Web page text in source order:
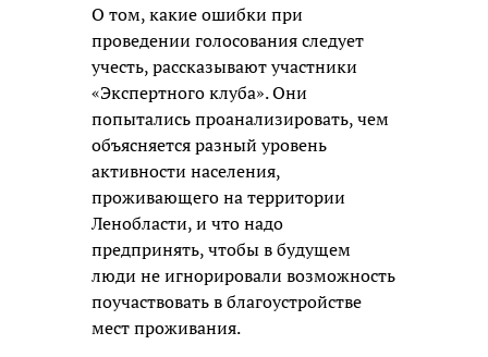
О том, какие ошибки при
проведении голосования следует
учесть, рассказывают участники
«Экспертного клуба». Они
попытались проанализировать, чем
объясняется разный уровень
активности населения,
проживающего на территории
Ленобласти, и что надо
предпринять, чтобы в будущем
люди не игнорировали возможность
поучаствовать в благоустройстве
мест проживания.